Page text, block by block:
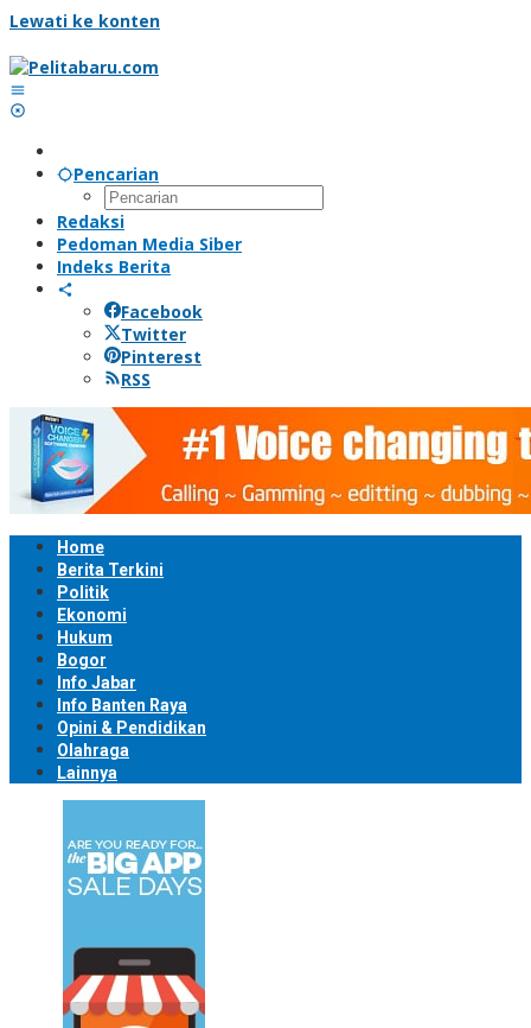
Lewati ke konten
Pencarian
Redaksi
Pedoman Media Siber
Indeks Berita
Facebook
Twitter
Pinterest
RSS
Home
Berita Terkini
Politik
Ekonomi
Hukum
Bogor
Info Jabar
Info Banten Raya
Opini & Pendidikan
Olahraga
Lainnya